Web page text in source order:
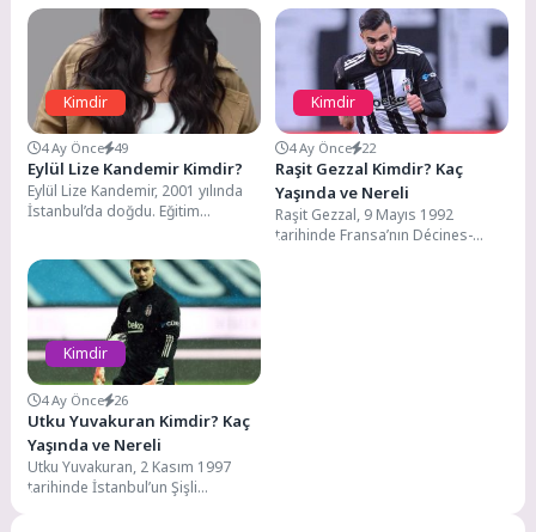
Kimdir
4 Ay Önce 49
Eylül Lize Kandemir Kimdir?
Eylül Lize Kandemir, 2001 yılında
İstanbul’da doğdu. Eğitim
devam...
Kimdir
4 Ay Önce 22
Raşit Gezzal Kimdir? Kaç
Yaşında ve Nereli
Raşit Gezzal, 9 Mayıs 1992
tarihinde Fransa’nın Décines-
Kimdir
4 Ay Önce 26
Utku Yuvakuran Kimdir? Kaç
Yaşında ve Nereli
Utku Yuvakuran, 2 Kasım 1997
tarihinde İstanbul’un Şişli